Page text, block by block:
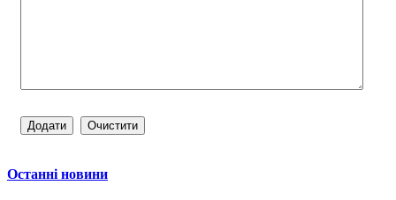
Останні новини